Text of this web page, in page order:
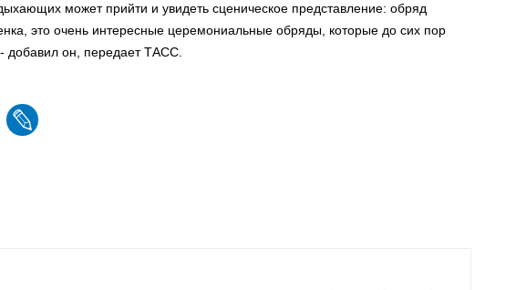
может прийти и увидеть сценическое представление: обряд
это очень интересные церемониальные обряды, которые до сих пор
добавил он, передает ТАСС.